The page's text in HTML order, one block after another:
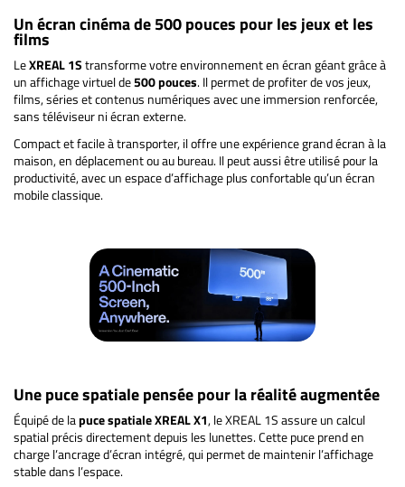
Un écran cinéma de 500 pouces pour les jeux et les
films
LeXREAL 1Stransforme votre environnement en écran géant grâce à
un affichage virtuel de500 pouces. Il permet de profiter de vos jeux,
films, séries et contenus numériques avec une immersion renforcée,
sans téléviseur ni écran externe.
Compact et facile à transporter, il offre une expérience grand écran à la
maison, en déplacement ou au bureau. Il peut aussi être utilisé pour la
productivité, avec un espace d’affichage plus confortable qu’un écran
mobile classique.
Une puce spatiale pensée pour la réalité augmentée
Équipé de lapuce spatiale XREAL X1, le XREAL 1S assure un calcul
spatial précis directement depuis les lunettes. Cette puce prend en
charge l’ancrage d’écran intégré, qui permet de maintenir l’affichage
stable dans l’espace.